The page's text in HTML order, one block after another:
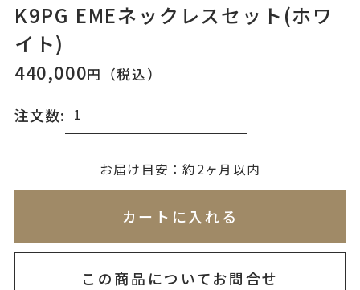
K9PG EMEネックレスセット(ホワ
イト)
440,000円（税込）
注文数:
(刻印について)※必ず選択ください
お届け目安：約2ヶ月以内
カートに入れる
この商品についてお問合せ